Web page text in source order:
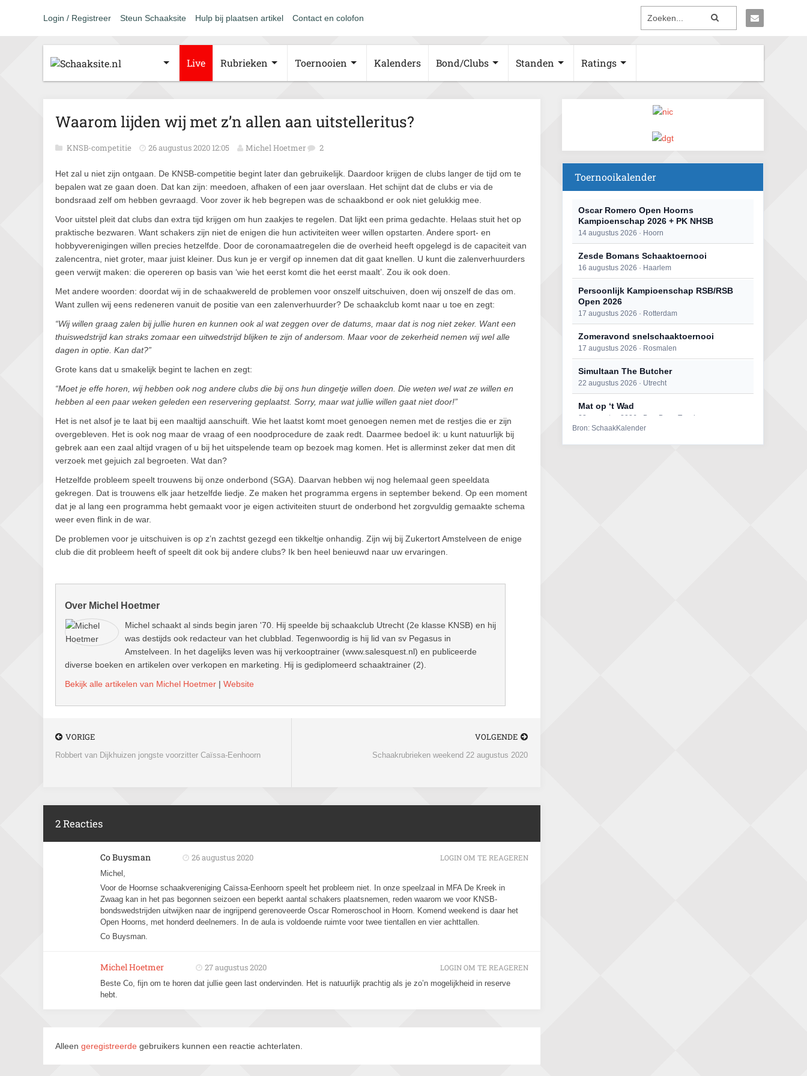
Login / Registreer Steun Schaaksite Hulp bij plaatsen artikel Contact en colofon
Live Rubrieken Toernooien Kalenders Bond/Clubs Standen Ratings
Waarom lijden wij met z’n allen aan uitstelleritus?
KNSB-competitie 26 augustus 2020 12:05 Michel Hoetmer 2
Het zal u niet zijn ontgaan. De KNSB-competitie begint later dan gebruikelijk. Daardoor krijgen de clubs langer de tijd om te
bepalen wat ze gaan doen. Dat kan zijn: meedoen, afhaken of een jaar overslaan. Het schijnt dat de clubs er via de
bondsraad zelf om hebben gevraagd. Voor zover ik heb begrepen was de schaakbond er ook niet gelukkig mee.
Voor uitstel pleit dat clubs dan extra tijd krijgen om hun zaakjes te regelen. Dat lijkt een prima gedachte. Helaas stuit het op
praktische bezwaren. Want schakers zijn niet de enigen die hun activiteiten weer willen opstarten. Andere sport- en
hobbyverenigingen willen precies hetzelfde. Door de coronamaatregelen die de overheid heeft opgelegd is de capaciteit van
zalencentra, niet groter, maar juist kleiner. Dus kun je er vergif op innemen dat dit gaat knellen. U kunt die zalenverhuurders
geen verwijt maken: die opereren op basis van ‘wie het eerst komt die het eerst maalt’. Zou ik ook doen.
Met andere woorden: doordat wij in de schaakwereld de problemen voor onszelf uitschuiven, doen wij onszelf de das om.
Want zullen wij eens redeneren vanuit de positie van een zalenverhuurder? De schaakclub komt naar u toe en zegt:
“Wij willen graag zalen bij jullie huren en kunnen ook al wat zeggen over de datums, maar dat is nog niet zeker. Want een
thuiswedstrijd kan straks zomaar een uitwedstrijd blijken te zijn of andersom. Maar voor de zekerheid nemen wij wel alle
dagen in optie. Kan dat?”
Grote kans dat u smakelijk begint te lachen en zegt:
“Moet je effe horen, wij hebben ook nog andere clubs die bij ons hun dingetje willen doen. Die weten wel wat ze willen en
hebben al een paar weken geleden een reservering geplaatst. Sorry, maar wat jullie willen gaat niet door!”
Het is net alsof je te laat bij een maaltijd aanschuift. Wie het laatst komt moet genoegen nemen met de restjes die er zijn
overgebleven. Het is ook nog maar de vraag of een noodprocedure de zaak redt. Daarmee bedoel ik: u kunt natuurlijk bij
gebrek aan een zaal altijd vragen of u bij het uitspelende team op bezoek mag komen. Het is allerminst zeker dat men dit
verzoek met gejuich zal begroeten. Wat dan?
Hetzelfde probleem speelt trouwens bij onze onderbond (SGA). Daarvan hebben wij nog helemaal geen speeldata
gekregen. Dat is trouwens elk jaar hetzelfde liedje. Ze maken het programma ergens in september bekend. Op een moment
dat je al lang een programma hebt gemaakt voor je eigen activiteiten stuurt de onderbond het zorgvuldig gemaakte schema
weer even flink in de war.
De problemen voor je uitschuiven is op z’n zachtst gezegd een tikkeltje onhandig. Zijn wij bij Zukertort Amstelveen de enige
club die dit probleem heeft of speelt dit ook bij andere clubs? Ik ben heel benieuwd naar uw ervaringen.
Over Michel Hoetmer
Michel schaakt al sinds begin jaren '70. Hij speelde bij schaakclub Utrecht (2e klasse KNSB) en hij
was destijds ook redacteur van het clubblad. Tegenwoordig is hij lid van sv Pegasus in
Amstelveen. In het dagelijks leven was hij verkooptrainer (www.salesquest.nl) en publiceerde
diverse boeken en artikelen over verkopen en marketing. Hij is gediplomeerd schaaktrainer (2).
Bekijk alle artikelen van Michel Hoetmer | Website
VORIGE
Robbert van Dijkhuizen jongste voorzitter Caïssa-Eenhoorn
VOLGENDE
Schaakrubrieken weekend 22 augustus 2020
2 Reacties
Co Buysman 26 augustus 2020
Michel,
Voor de Hoornse schaakvereniging Caïssa-Eenhoorn speelt het probleem niet. In onze speelzaal in MFA De Kreek in
Zwaag kan in het pas begonnen seizoen een beperkt aantal schakers plaatsnemen, reden waarom we voor KNSB-
bondswedstrijden uitwijken naar de ingrijpend gerenoveerde Oscar Romeroschool in Hoorn. Komend weekend is daar het
Open Hoorns, met honderd deelnemers. In de aula is voldoende ruimte voor twee tientallen en vier achttallen.
Co Buysman.
LOGIN OM TE REAGEREN
Michel Hoetmer 27 augustus 2020
Beste Co, fijn om te horen dat jullie geen last ondervinden. Het is natuurlijk prachtig als je zo’n mogelijkheid in reserve
hebt.
LOGIN OM TE REAGEREN
Alleen geregistreerde gebruikers kunnen een reactie achterlaten.
Toernooikalender
Oscar Romero Open Hoorns
Kampioenschap 2026 + PK NHSB
14 augustus 2026 · Hoorn
Zesde Bomans Schaaktoernooi
16 augustus 2026 · Haarlem
Persoonlijk Kampioenschap RSB/RSB
Open 2026
17 augustus 2026 · Rotterdam
Zomeravond snelschaaktoernooi
17 augustus 2026 · Rosmalen
Simultaan The Butcher
22 augustus 2026 · Utrecht
Mat op ‘t Wad
22 augustus 2026 · Den Burg, Texel
Bron: SchaakKalender